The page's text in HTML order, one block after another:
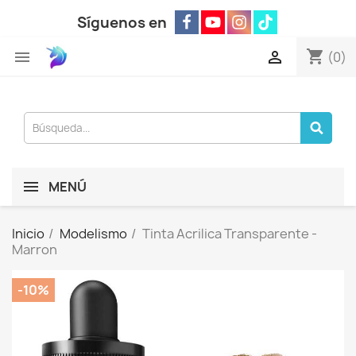
Síguenos en
 shopping_cart (0)

MENÚ
Inicio Modelismo
Tinta Acrilica Transparente -
Marron
-10%